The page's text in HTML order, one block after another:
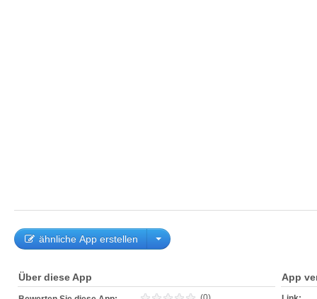
ähnliche App erstellen
Über diese App App